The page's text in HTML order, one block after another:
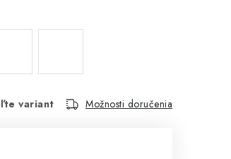
variant Možnosti doručenia